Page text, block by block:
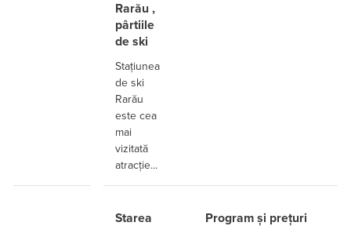
Rarău ,
pârtiile
de ski
Stațiunea
de ski
Rarău
este cea
mai
vizitată
atracție...
Starea
Program și prețuri